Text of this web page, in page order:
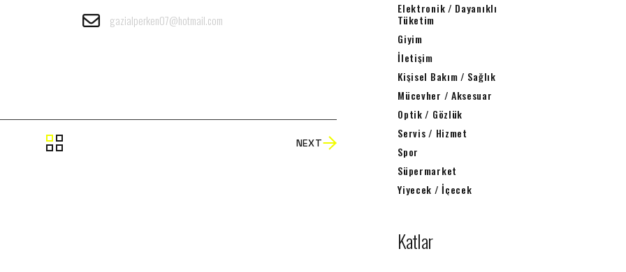
gazialperken07@hotmail.com
NEXT
Elektronik / Dayanıklı
Tüketim
Giyim
İletişim
Kişisel Bakım / Sağlık
Mücevher / Aksesuar
Optik / Gözlük
Servis / Hizmet
Spor
Süpermarket
Yiyecek / İçecek
Katlar